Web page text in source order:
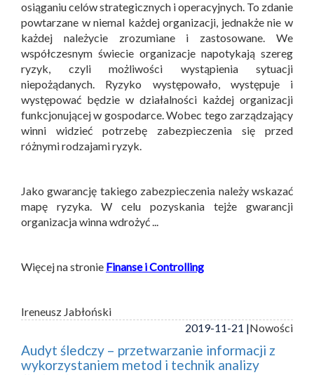
osiąganiu celów strategicznych i operacyjnych. To zdanie
powtarzane w niemal każdej organizacji, jednakże nie w
każdej należycie zrozumiane i zastosowane. We
współczesnym świecie organizacje napotykają szereg
ryzyk, czyli możliwości wystąpienia sytuacji
niepożądanych. Ryzyko występowało, występuje i
występować będzie w działalności każdej organizacji
funkcjonującej w gospodarce. Wobec tego zarządzający
winni widzieć potrzebę zabezpieczenia się przed
różnymi rodzajami ryzyk.
Jako gwarancję takiego zabezpieczenia należy wskazać
mapę ryzyka. W celu pozyskania tejże gwarancji
organizacja winna wdrożyć ...
Więcej na stronie Finanse i Controlling
Ireneusz Jabłoński
2019-11-21 |Nowości
Audyt śledczy – przetwarzanie informacji z
wykorzystaniem metod i technik analizy